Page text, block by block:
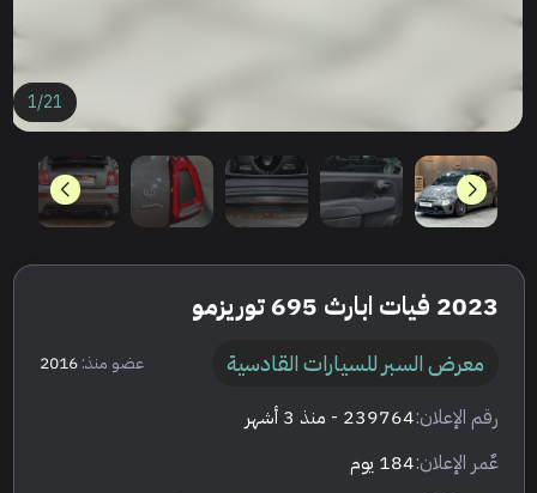
1/21
2023 فيات ابارث 695 توريزمو
معرض السبر للسيارات القادسية عضو منذ:2016
رقم الإعلان:239764 - منذ 3 أشهر
عٌمر الإعلان:184 يوم